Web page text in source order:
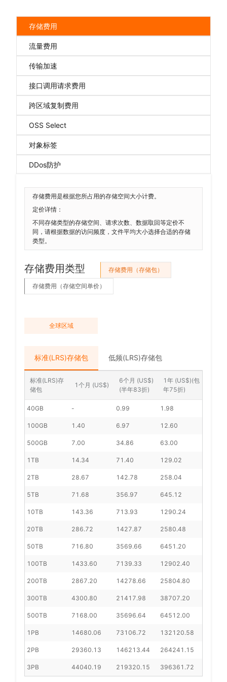
存储费用
流量费用
传输加速
接口调用请求费用
跨区域复制费用
OSS Select
对象标签
DDos防护
存储费用是根据您所占用的存储空间大小计费。
定价详情：
不同存储类型的存储空间、请求次数、数据取回等定价不
同，请根据数据的访问频度，文件平均大小选择合适的存储
类型。
存储费用类型 存储费用（存储包）
存储费用（存储空间单价）
全球区域
标准(LRS)存储包 低频(LRS)存储包
标准(LRS)存
储包
1个月 (US$)
6个月 (US$)
(半年83折)
1年 (US$)(包
年75折)
40GB - 0.99 1.98
100GB 1.40 6.97 12.60
500GB 7.00 34.86 63.00
1TB 14.34 71.40 129.02
2TB 28.67 142.78 258.04
5TB 71.68 356.97 645.12
10TB 143.36 713.93 1290.24
20TB 286.72 1427.87 2580.48
50TB 716.80 3569.66 6451.20
100TB 1433.60 7139.33 12902.40
200TB 2867.20 14278.66 25804.80
300TB 4300.80 21417.98 38707.20
500TB 7168.00 35696.64 64512.00
1PB 14680.06 73106.72 132120.58
2PB 29360.13 146213.44 264241.15
3PB 44040.19 219320.15 396361.72